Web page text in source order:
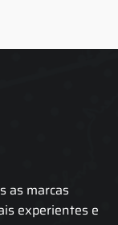
as marcas
experientes e